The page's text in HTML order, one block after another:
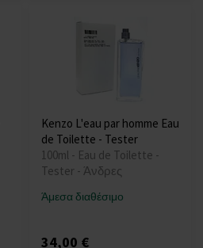
Kenzo L'eau par homme Eau
de Toilette - Tester
100ml - Eau de Toilette -
Tester - Άνδρες
Άμεσα διαθέσιμο
34,00 €